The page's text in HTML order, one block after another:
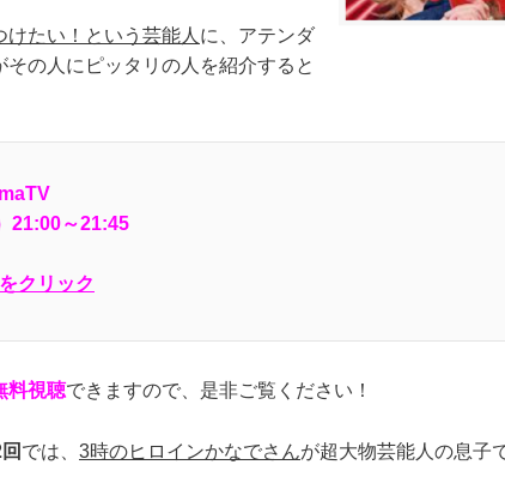
たい！という芸能人 に、アテンダ
その人にピッタリの人を紹介すると
21:00～21:45
クリック
料視聴できますので、是非ご覧ください！
では、 3時のヒロインかなでさんが超大物芸能人の息子